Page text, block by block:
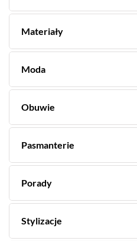
Materiały
Moda
Obuwie
Pasmanterie
Porady
Stylizacje